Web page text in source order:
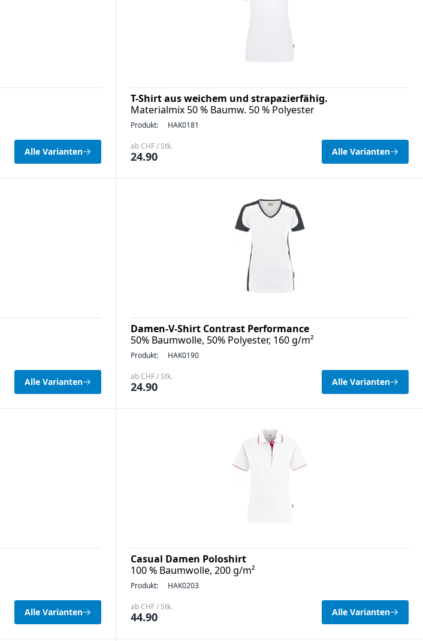
Alle Varianten
T-Shirt aus weichem und strapazierfähig.
Materialmix 50 % Baumw. 50 % Polyester
Produkt: HAK0181
ab CHF / Stk.
24.90 Alle Varianten
Alle Varianten
Damen-V-Shirt Contrast Performance
50% Baumwolle, 50% Polyester, 160 g/m²
Produkt: HAK0190
ab CHF / Stk.
24.90 Alle Varianten
Alle Varianten
Casual Damen Poloshirt
100 % Baumwolle, 200 g/m²
Produkt: HAK0203
ab CHF / Stk.
44.90 Alle Varianten